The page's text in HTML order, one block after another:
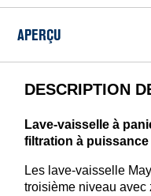
APERÇU
DESCRIPTION
Lave-vaisselle à
filtration à
Les lave-vaisselle
troisième niveau